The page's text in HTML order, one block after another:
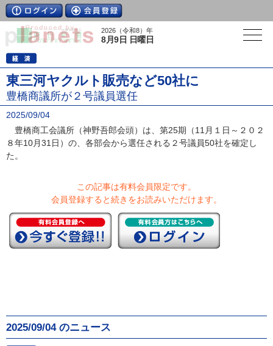
2026（令和8）年
8月9日 日曜日
東三河ヤクルト販売など50社に
豊橋商議所が２号議員選任
2025/09/04
豊橋商工会議所（神野吾郎会頭）は、第25期（11月１日～２０２
８年10月31日）の、各部会から選任される２号議員50社を確定し
た。
この記事は有料会員限定です。
会員登録すると続きをお読みいただけます。
2025/09/04 のニュース